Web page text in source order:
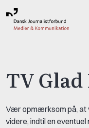
TV
Vær opmærksom på, at
videre, indtil en